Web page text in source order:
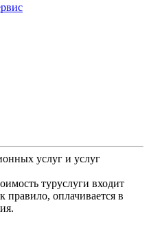
услуг и услуг
туруслуги входит
правило, оплачивается в